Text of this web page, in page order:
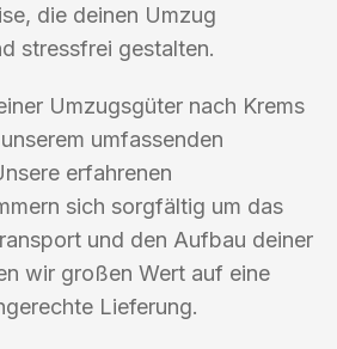
die deinen Umzug
stressfrei gestalten.
Umzugsgüter nach Krems
umfassenden
erfahrenen
sich sorgfältig um das
und den Aufbau deiner
wir großen Wert auf eine
Lieferung.